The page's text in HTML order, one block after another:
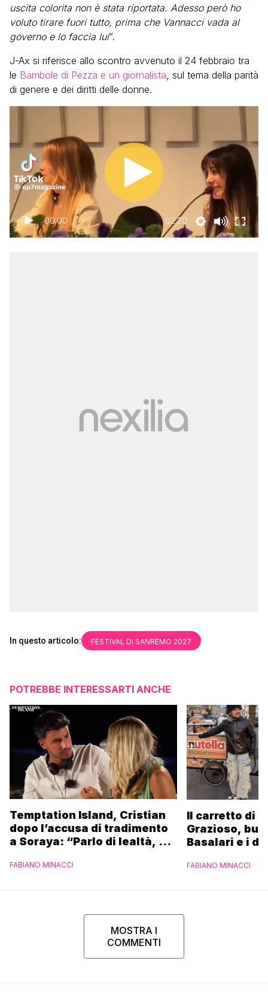
uscita colorita non è stata riportata. Adesso però ho
voluto tirare fuori tutto, prima che Vannacci vada al
governo e lo faccia lui“.
J-Ax si riferisce allo scontro avvenuto il 24 febbraio tra
le Bambole di Pezza e un giornalista, sul tema della parità
di genere e dei diritti delle donne.
00:00 02:20
In questo articolo: FESTIVAL DI SANREMO 2027
POTREBBE INTERESSARTI ANCHE
Temptation Island, Cristian
dopo l’accusa di tradimento
a Soraya: “Parlo di lealtà, ma
FABIANO MINACCI
Il carretto di
Grazioso,
Basalari e i
Ferrero”
FABIANO MINACCI
MOSTRA I
COMMENTI